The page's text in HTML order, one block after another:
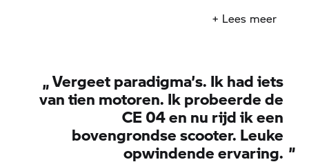
+ Lees meer
„Vergeet paradigma’s. Ik had iets
van tien motoren. Ik probeerde de
CE 04 en nu rijd ik een
bovengrondse scooter. Leuke
opwindende ervaring. ”